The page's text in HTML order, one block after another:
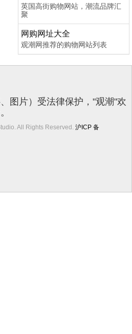
英国高街购物网站，潮流品牌汇
聚
网购网址大全
观潮网推荐的购物网站列表
图片）受法律保护，"观潮"欢
All Rights Reserved. 沪ICP 备